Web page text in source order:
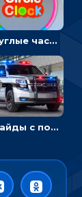
Круглые часы: ловить цветную стрелку в одинаковом участке циферблата
Слайды с полицейскими машинами: перемещать пазлы, чтобы собрать картинку